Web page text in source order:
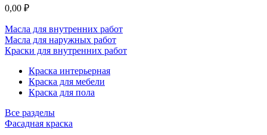
0,00 ₽
Масла для внутренних работ
Масла для наружных работ
Краски для внутренних работ
Краска интерьерная
Краска для мебели
Краска для пола
Все разделы
Фасадная краска